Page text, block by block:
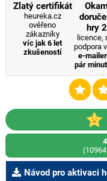
Zlatý certifikát
heureka.cz
ověřeno
zákazníky
víc jak 6 let
zkušeností
hry
licence,
podpora
e-
pár
Návod pro aktivaci